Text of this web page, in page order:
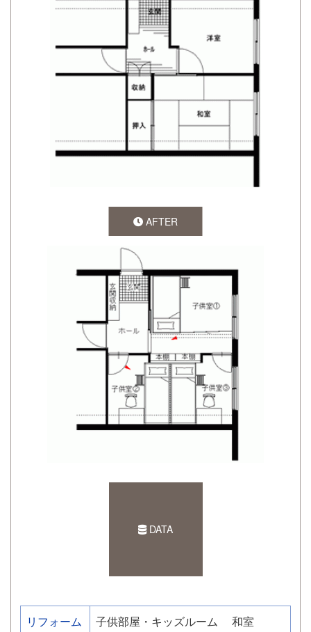
AFTER
DATA
リフォーム
子供部屋・キッズルーム
和室